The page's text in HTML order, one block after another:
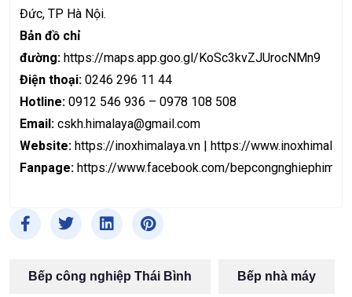
Đức, TP Hà Nội.
Bản đồ chỉ
đường: https://maps.app.goo.gl/KoSc3kvZJUrocNMn9
Điện thoại: 0246 296 11 44
Hotline: 0912 546 936 – 0978 108 508
Email: cskh.himalaya@gmail.com
Website: https://inoxhimalaya.vn | https://
Fanpage: https://www.facebook.com/
Bếp công nghiệp Thái Bình Bếp nhà máy